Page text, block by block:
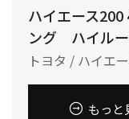
ハイエース
ング ハイル
トヨタ / ハイエ
もっと